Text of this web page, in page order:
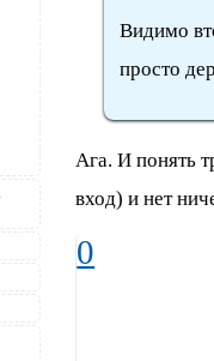
Видимо
просто
Ага. И понять
вход) и нет
0